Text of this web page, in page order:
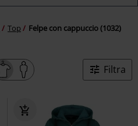
Top Felpe con cappuccio (1032)
Filtra